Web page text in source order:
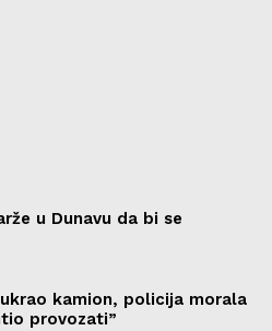
u Dunavu da bi se
kamion, policija morala
provozati”